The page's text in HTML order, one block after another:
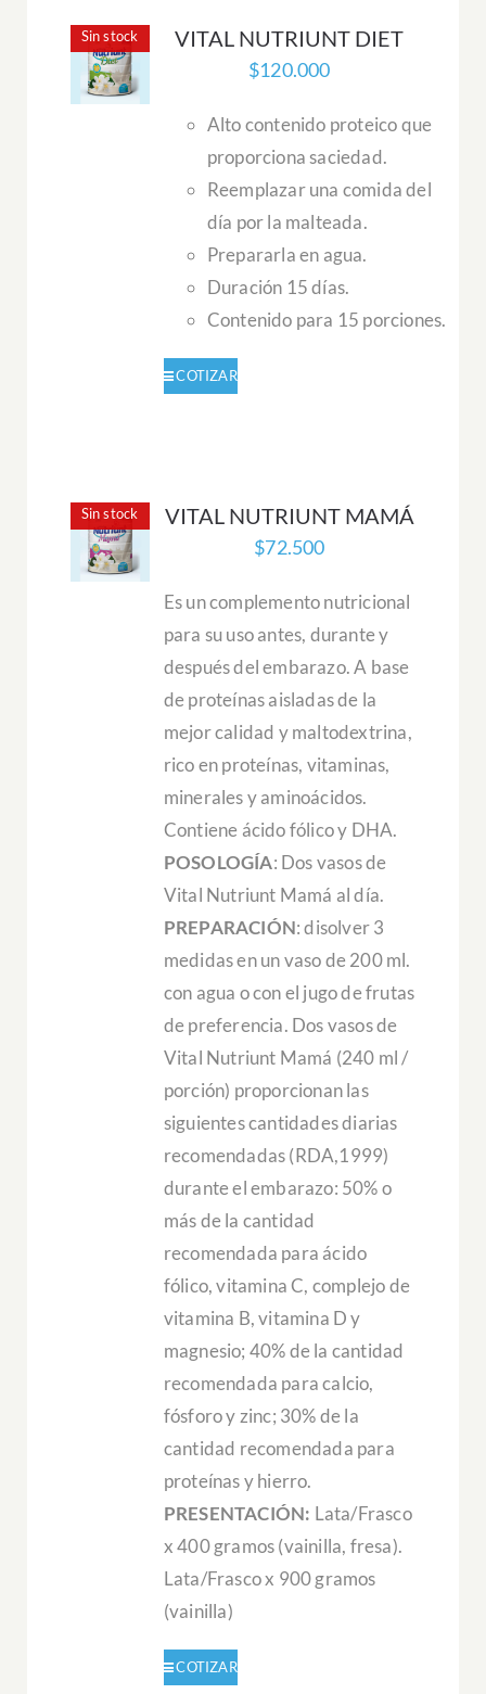
Sin stock VITAL NUTRIUNT DIET
$120.000
Alto contenido proteico que
proporciona saciedad.
Reemplazar una comida del
día por la malteada.
Prepararla en agua.
Duración 15 días.
Contenido para 15 porciones.
Sin stock VITAL NUTRIUNT MAMÁ
$72.500
Es un complemento nutricional
para su uso antes, durante y
después del embarazo. A base
de proteínas aisladas de la
mejor calidad y maltodextrina,
rico en proteínas, vitaminas,
minerales y aminoácidos.
Contiene ácido fólico y DHA.
POSOLOGÍA: Dos vasos de
Vital Nutriunt Mamá al día.
PREPARACIÓN: disolver 3
medidas en un vaso de 200 ml.
con agua o con el jugo de frutas
de preferencia. Dos vasos de
Vital Nutriunt Mamá (240 ml /
porción) proporcionan las
siguientes cantidades diarias
recomendadas (RDA,1999)
durante el embarazo: 50% o
más de la cantidad
recomendada para ácido
fólico, vitamina C, complejo de
vitamina B, vitamina D y
magnesio; 40% de la cantidad
recomendada para calcio,
fósforo y zinc; 30% de la
cantidad recomendada para
proteínas y hierro.
PRESENTACIÓN: Lata/Frasco
x 400 gramos (vainilla, fresa).
Lata/Frasco x 900 gramos
(vainilla)